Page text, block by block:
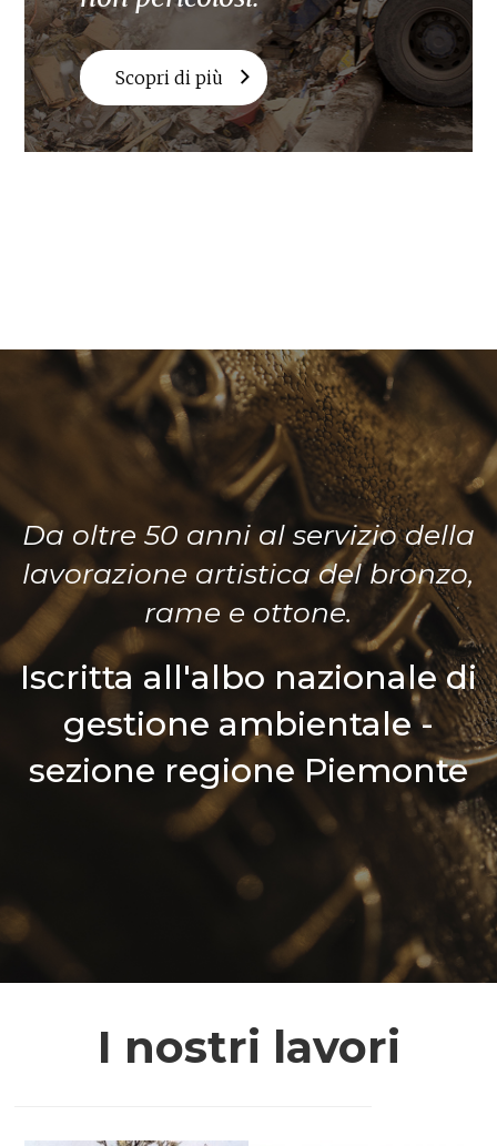
Scopri di più
Da oltre 50 anni al servizio della
lavorazione artistica del bronzo,
rame e ottone.
Iscritta all'albo nazionale di
gestione ambientale -
sezione regione Piemonte
I nostri lavori